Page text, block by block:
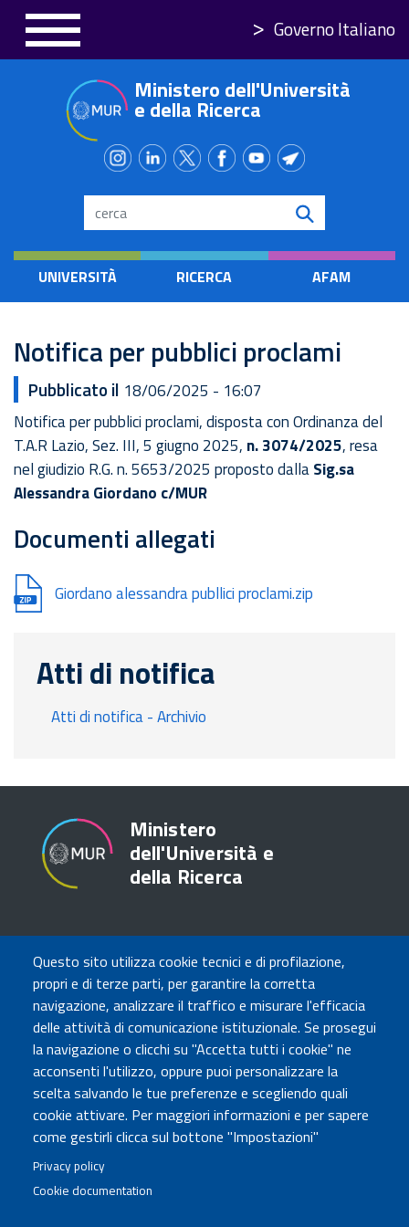
principale
Governo Italiano
Questo sito utilizza cookie tecnici e di profilazione,
propri e di terze parti, per garantire la corretta
navigazione, analizzare il traffico e misurare l'efficacia
delle attività di comunicazione istituzionale. Se prosegui
la navigazione o clicchi su "Accetta tutti i cookie" ne
acconsenti l'utilizzo, oppure puoi personalizzare la
scelta salvando le tue preferenze e scegliendo quali
cookie attivare. Per maggiori informazioni e per sapere
come gestirli clicca sul bottone "Impostazioni"
Privacy policy
Cookie documentation
Ministero dell'Università
e della Ricerca
Search
UNIVERSITÀ RICERCA AFAM
Notifica per pubblici proclami
Pubblicato il 18/06/2025 - 16:07
Notifica per pubblici proclami, disposta con Ordinanza del
T.A.R Lazio, Sez. III, 5 giugno 2025, n. 3074/2025, resa
nel giudizio R.G. n. 5653/2025 proposto dallaSig.sa
Alessandra Giordano c/MUR
Documenti allegati
Document
Giordano alessandra publlici proclami.zip
Atti di notifica
Atti di notifica - Archivio
Ministero
dell'Università e
della Ricerca
TRASPARENZA
Amministrazione Trasparente
Atti di notifica
Albo online
Concorsi
COMUNICA CON NOI
Urp
Posta elettronica certificata
Sedi e contatti